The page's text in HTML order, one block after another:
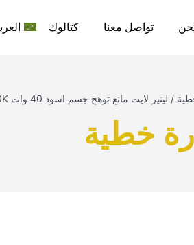
تواصل معنا كتالوك
/ لينير لايت مانع توهج جسم اسود 40 وات 4000K نيوباور
خطية